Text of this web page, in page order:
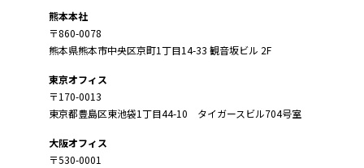
熊本本社
〒860-0078
熊本県熊本市中央区京町1丁目14-33 観音坂ビル 2F
東京オフィス
〒170-0013
東京都豊島区東池袋1丁目44-10 タイガースビル704号室
大阪オフィス
〒530-0001